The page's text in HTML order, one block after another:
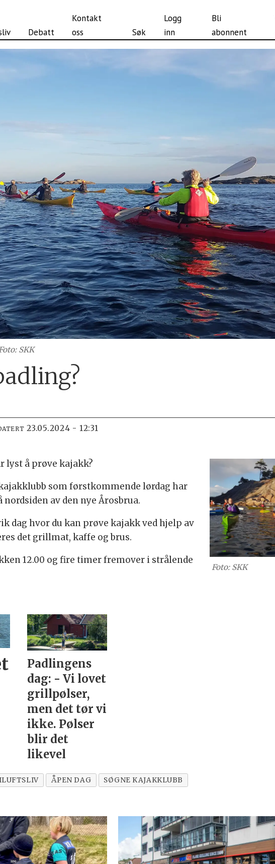
Debatt
Kontakt
oss
Søk
Logg
inn
Bli
abonnent
Foto: SKK
23.05.2024 - 12:31
Foto: SKK
lyst å prøve kajakk?
som førstkommende lørdag har
nordsiden av den nye Årosbrua.
dag hvor du kan prøve kajakk ved hjelp av
det grillmat, kaffe og brus.
12.00 og fire timer fremover i strålende
Padlingens
dag: - Vi lovet
grillpølser,
men det tør vi
ikke. Pølser
blir det
likevel
ÅPEN DAG SØGNE KAJAKKLUBB